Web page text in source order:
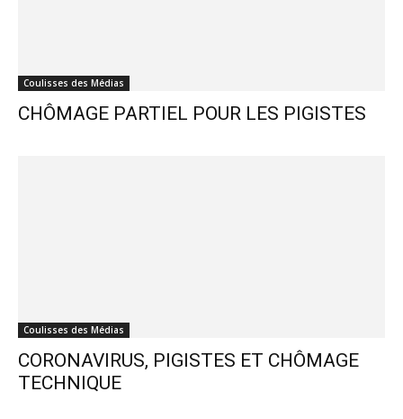
Coulisses des Médias
CHÔMAGE PARTIEL POUR LES PIGISTES
Coulisses des Médias
CORONAVIRUS, PIGISTES ET CHÔMAGE
TECHNIQUE